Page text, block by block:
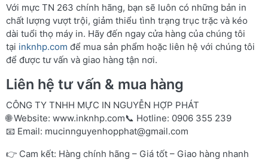
Với mực TN 263 chính hãng, bạn sẽ luôn có những bản in
chất lượng vượt trội, giảm thiểu tình trạng trục trặc và kéo
dài tuổi thọ máy in. Hãy đến ngay cửa hàng của chúng tôi
tại inknhp.com để mua sản phẩm hoặc liên hệ với chúng tôi
để được tư vấn và giao hàng tận nơi.
Liên hệ tư vấn & mua hàng
CÔNG TY TNHH MỰC IN NGUYỄN HỢP PHÁT
🌐 Website: www.inknhp.com📞 Hotline: 0906 355 239
📧 Email: mucinnguyenhopphat@gmail.com
👉 Cam kết: Hàng chính hãng – Giá tốt – Giao hàng nhanh